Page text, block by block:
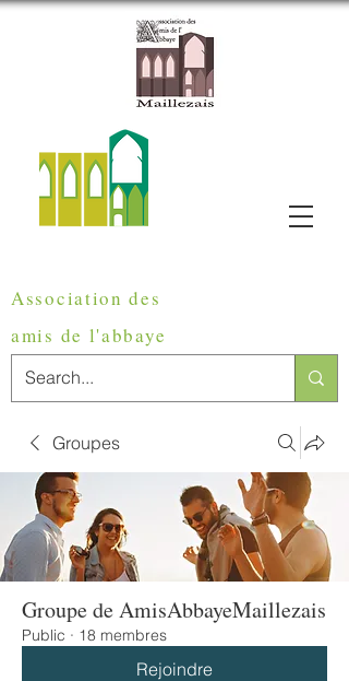
Association des
amis de l'abbaye
Groupes
Groupe de AmisAbbayeMaillezais
Public · 18 membres
Rejoindre